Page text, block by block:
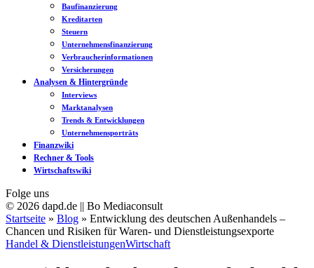
Baufinanzierung
Kreditarten
Steuern
Unternehmensfinanzierung
Verbraucherinformationen
Versicherungen
Analysen & Hintergründe
Interviews
Marktanalysen
Trends & Entwicklungen
Unternehmensporträts
Finanzwiki
Rechner & Tools
Wirtschaftswiki
Folge uns
© 2026 dapd.de || Bo Mediaconsult
Startseite » Blog » Entwicklung des deutschen Außenhandels –
Chancen und Risiken für Waren- und Dienstleistungsexporte
Handel & DienstleistungenWirtschaft